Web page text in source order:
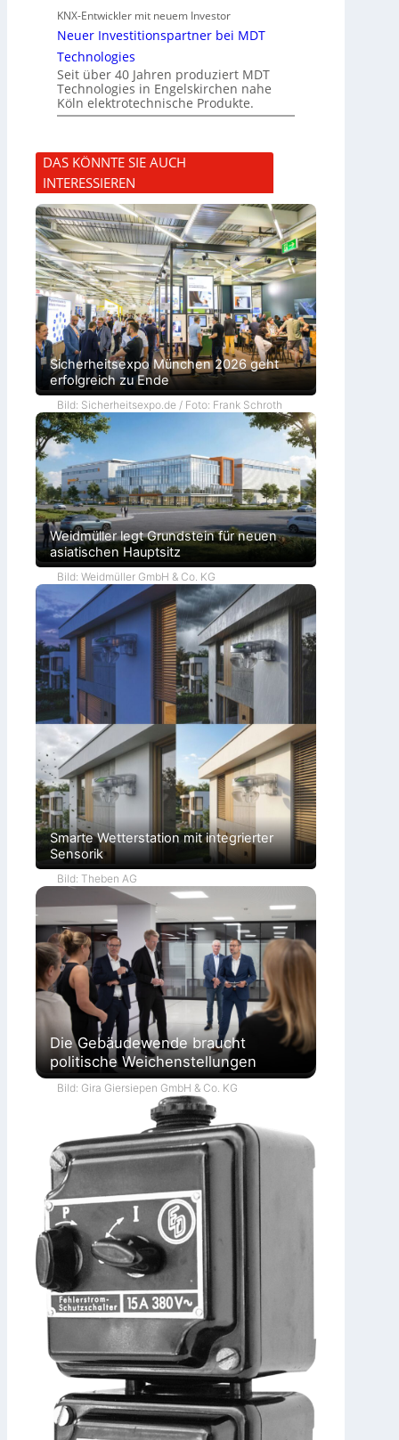
KNX-Entwickler mit neuem Investor
Neuer Investitionspartner bei MDT
Technologies
Seit über 40 Jahren produziert MDT
Technologies in Engelskirchen nahe
Köln elektrotechnische Produkte.
DAS KÖNNTE SIE AUCH
INTERESSIEREN
Sicherheitsexpo München 2026 geht
erfolgreich zu Ende
Bild: Sicherheitsexpo.de / Foto: Frank Schroth
Weidmüller legt Grundstein für neuen
asiatischen Hauptsitz
Bild: Weidmüller GmbH & Co. KG
Smarte Wetterstation mit integrierter
Sensorik
Bild: Theben AG
Die Gebäudewende braucht
politische Weichenstellungen
Bild: Gira Giersiepen GmbH & Co. KG